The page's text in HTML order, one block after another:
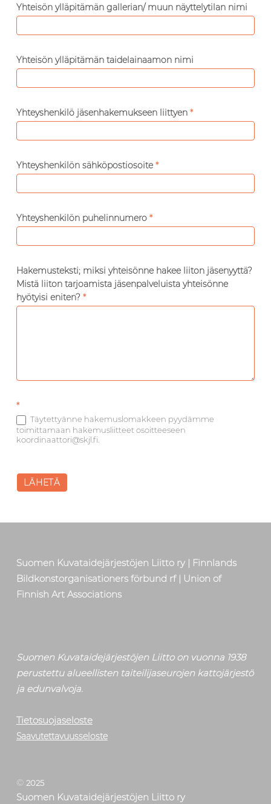
Yhteisön ylläpitämän gallerian/ muun näyttelytilan nimi
Yhteisön ylläpitämän taidelainaamon nimi
Yhteyshenkilö jäsenhakemukseen liittyen *
Yhteyshenkilön sähköpostiosoite *
Yhteyshenkilön puhelinnumero *
Hakemusteksti; miksi yhteisönne hakee liiton jäsenyyttä?
Mistä liiton tarjoamista jäsenpalveluista yhteisönne
hyötyisi eniten? *
*
Täytettyänne hakemuslomakkeen pyydämme
toimittamaan hakemusliitteet osoitteeseen
koordinaattori@skjl.fi.
LÄHETÄ
Skip back to main navigation
Suomen Kuvataidejärjestöjen Liitto ry | Finnlands
Bildkonstorganisationers förbund rf | Union of
Finnish Art Associations
Suomen Kuvataidejärjestöjen Liitto on vuonna 1938
perustettu alueellisten taiteilijaseurojen kattojärjestö
ja edunvalvoja.
Tietosuojaseloste
Saavutettavuusseloste
© 2025
Suomen Kuvataidejärjestöjen Liitto ry